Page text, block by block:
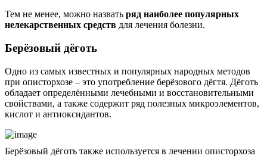
Тем не менее, можно назвать ряд наиболее популярных
нелекарственных средств для лечения болезни.
Берёзовый дёготь
Одно из самых известных и популярных народных методов
при описторхозе – это употребление берёзового дёгтя. Дёготь
обладает определёнными лечебными и восстановительными
свойствами, а также содержит ряд полезных микроэлементов,
кислот и антиоксидантов.
Берёзовый дёготь также используется в лечении описторхоза